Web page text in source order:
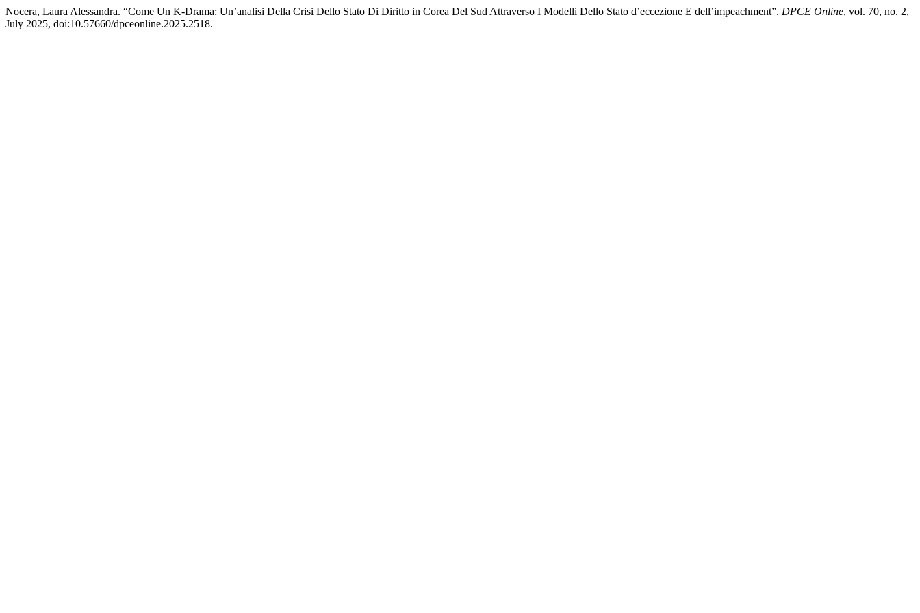
Nocera, Laura Alessandra. “Come Un K-Drama: Un’analisi Della Crisi Dello Stato Di Diritto in Corea Del Sud Attraverso I Modelli Dello Stato d’eccezione E dell’impeachment”. DPCE Online, vol. 70, no. 2,
July 2025, doi:10.57660/dpceonline.2025.2518.